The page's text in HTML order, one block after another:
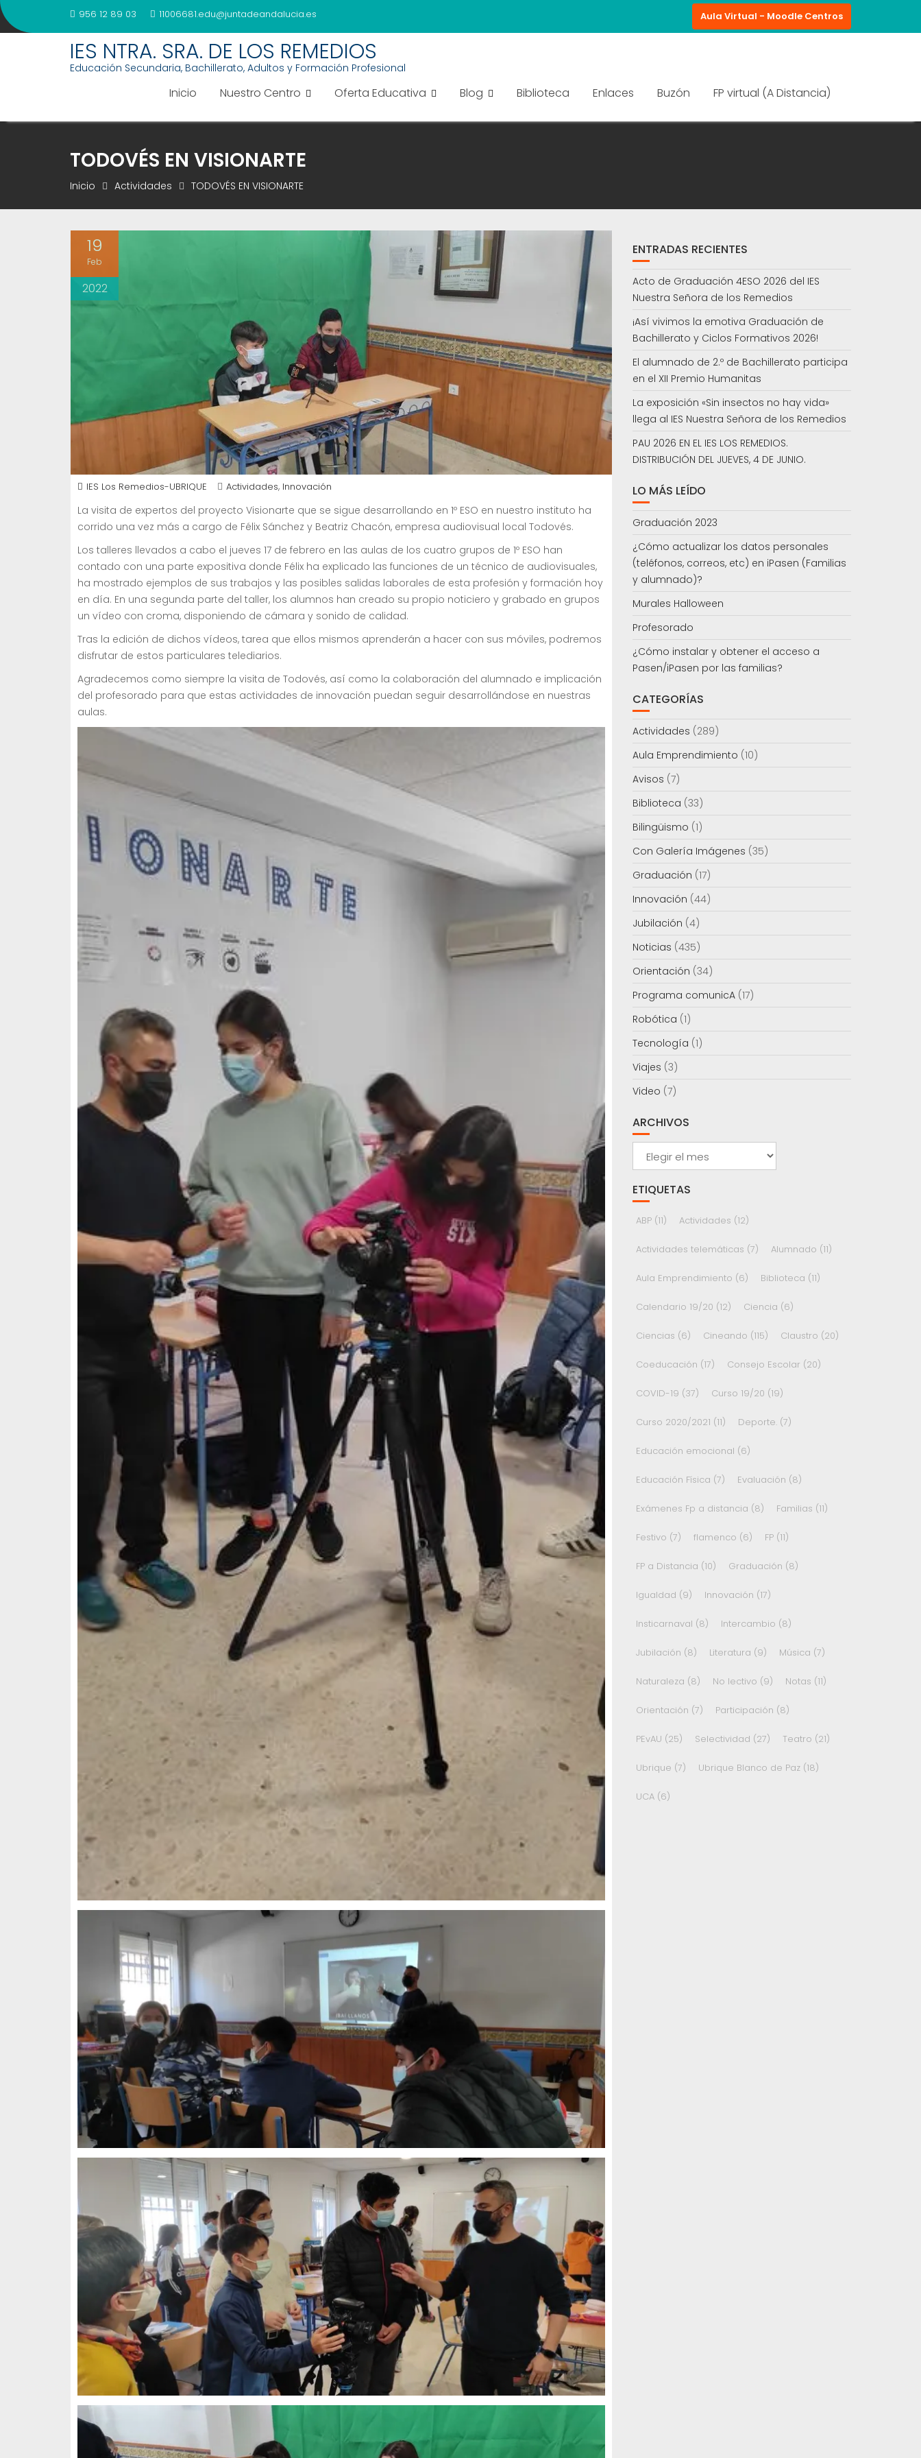
Saltar
al
956 12 89 03 11006681.edu@juntadeandalucia.es Aula Virtual - Moodle Centros
IES NTRA. SRA. DE LOS REMEDIOS
Educación Secundaria, Bachillerato, Adultos y Formación Profesional
Inicio Nuestro Centro Oferta Educativa Blog Biblioteca Enlaces Buzón FP virtual (A Distancia)
TODOVÉS EN VISIONARTE
Inicio Actividades TODOVÉS EN VISIONARTE
19
Feb
2022
IES Los Remedios-UBRIQUE Actividades, Innovación
La visita de expertos del proyecto Visionarte que se sigue desarrollando en 1º ESO en nuestro instituto ha
corrido una vez más a cargo de Félix Sánchez y Beatriz Chacón, empresa audiovisual local Todovés.
Los talleres llevados a cabo el jueves 17 de febrero en las aulas de los cuatro grupos de 1º ESO han
contado con una parte expositiva donde Félix ha explicado las funciones de un técnico de audiovisuales,
ha mostrado ejemplos de sus trabajos y las posibles salidas laborales de esta profesión y formación hoy
en día. En una segunda parte del taller, los alumnos han creado su propio noticiero y grabado en grupos
un vídeo con croma, disponiendo de cámara y sonido de calidad.
Tras la edición de dichos vídeos, tarea que ellos mismos aprenderán a hacer con sus móviles, podremos
disfrutar de estos particulares telediarios.
Agradecemos como siempre la visita de Todovés, así como la colaboración del alumnado e implicación
del profesorado para que estas actividades de innovación puedan seguir desarrollándose en nuestras
aulas.
ENTRADAS RECIENTES
Acto de Graduación 4ESO 2026 del IES
Nuestra Señora de los Remedios
¡Así vivimos la emotiva Graduación de
Bachillerato y Ciclos Formativos 2026!
El alumnado de 2.º de Bachillerato participa
en el XII Premio Humanitas
La exposición «Sin insectos no hay vida»
llega al IES Nuestra Señora de los Remedios
PAU 2026 EN EL IES LOS REMEDIOS.
DISTRIBUCIÓN DEL JUEVES, 4 DE JUNIO.
LO MÁS LEÍDO
Graduación 2023
¿Cómo actualizar los datos personales
(teléfonos, correos, etc) en iPasen (Familias
y alumnado)?
Murales Halloween
Profesorado
¿Cómo instalar y obtener el acceso a
Pasen/iPasen por las familias?
CATEGORÍAS
Actividades (289)
Aula Emprendimiento (10)
Avisos (7)
Biblioteca (33)
Bilingüismo (1)
Con Galería Imágenes (35)
Graduación (17)
Innovación (44)
Jubilación (4)
Noticias (435)
Orientación (34)
Programa comunicA(17)
Robótica (1)
Tecnología (1)
Viajes (3)
Video (7)
ARCHIVOS
Archivos
ETIQUETAS
ABP(11) Actividades (12)
Actividades telemáticas (7) Alumnado (11)
Aula Emprendimiento (6) Biblioteca (11)
Calendario 19/20 (12) Ciencia (6)
Ciencias (6) Cineando (115) Claustro (20)
Coeducación (17) Consejo Escolar (20)
COVID-19 (37) Curso 19/20 (19)
Curso 2020/2021 (11) Deporte.(7)
Educación emocional (6)
Educación Física (7) Evaluación (8)
Exámenes Fp a distancia (8) Familias (11)
Festivo (7) flamenco (6) FP(11)
FP a Distancia (10) Graduación (8)
Igualdad (9) Innovación (17)
Insticarnaval (8) Intercambio (8)
Jubilación (8) Literatura (9) Música (7)
Naturaleza (8) No lectivo (9) Notas (11)
Orientación (7) Participación (8)
PEvAU (25) Selectividad (27) Teatro (21)
Ubrique (7) Ubrique Blanco de Paz(18)
UCA(6)